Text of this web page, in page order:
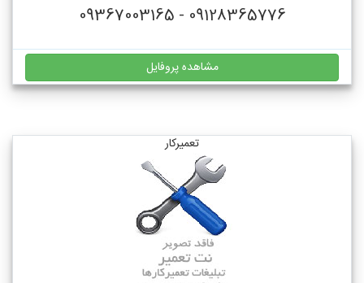
09128365776 - 09367003165
مشاهده پروفایل
تعمیرکار